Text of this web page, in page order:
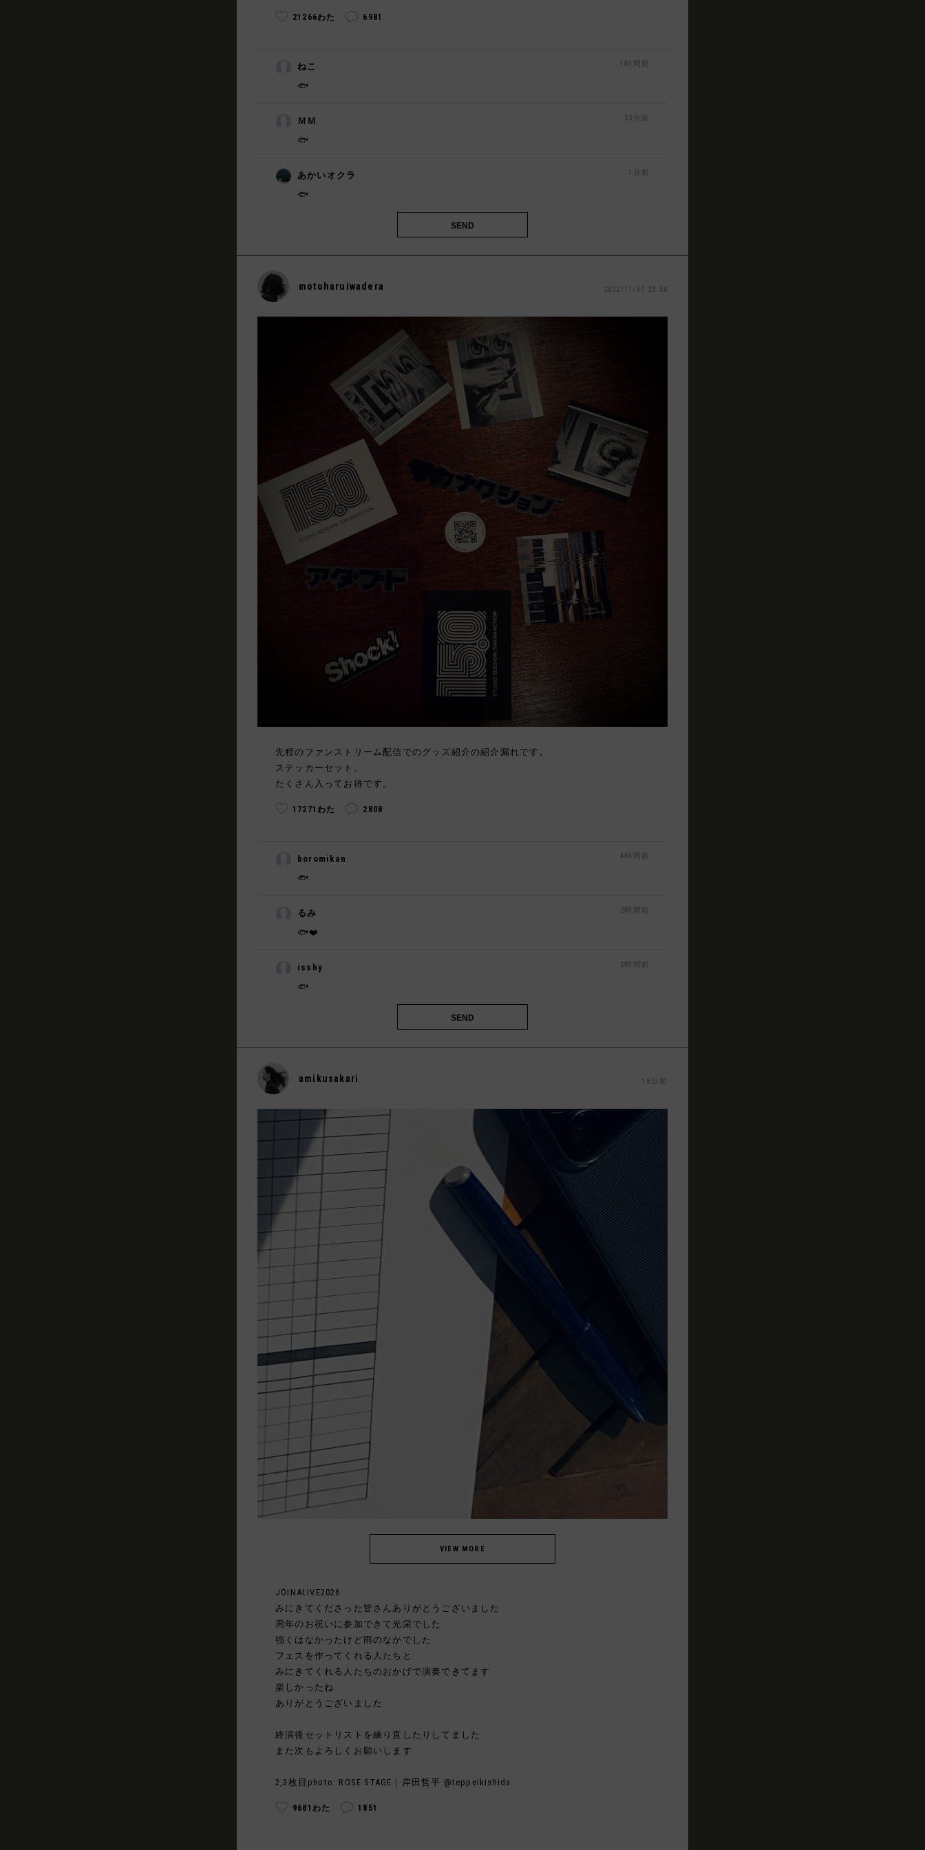
21266わた 6981
ねこ
🐟️
1時間前
ＭＭ
🐟
53分前
あかいオクラ
🐟
1分前
motoharuiwadera 2022/11/30 23:50
先程のファンストリーム配信でのグッズ紹介の紹介漏れです。
ステッカーセット。
たくさん入ってお得です。
17271わた 2808
boromikan
🐟
4時間前
るみ
🐟❤️
2時間前
isshy
🐟
2時間前
amikusakari 18日前
JOINALIVE2026
みにきてくださった皆さんありがとうございました
周年のお祝いに参加できて光栄でした
強くはなかったけど雨のなかでした
フェスを作ってくれる人たちと
みにきてくれる人たちのおかげで演奏できてます
楽しかったね
ありがとうございました
終演後セットリストを練り直したりしてました
また次もよろしくお願いします
2,3枚目photo: ROSE STAGE｜岸田哲平 @teppeikishida
9681わた 1851